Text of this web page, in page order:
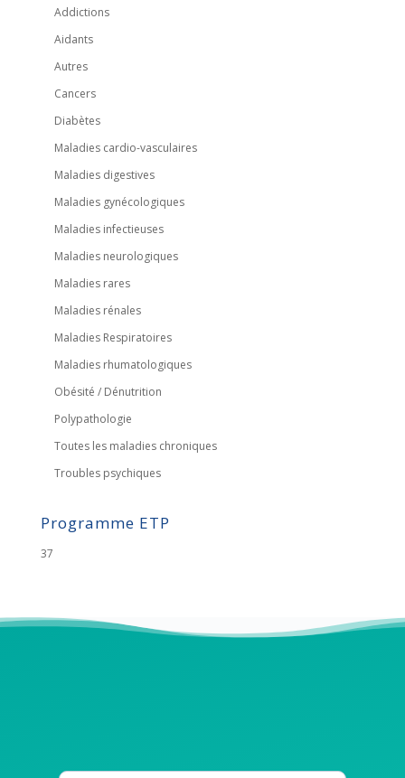
Addictions
Aidants
Autres
Cancers
Diabètes
Maladies cardio-vasculaires
Maladies digestives
Maladies gynécologiques
Maladies infectieuses
Maladies neurologiques
Maladies rares
Maladies rénales
Maladies Respiratoires
Maladies rhumatologiques
Obésité / Dénutrition
Polypathologie
Toutes les maladies chroniques
Troubles psychiques
Programme ETP
37